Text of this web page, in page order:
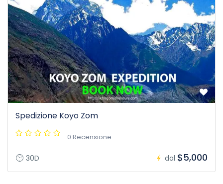
Spedizione Koyo Zom
0 Recensione
30D dal $5,000